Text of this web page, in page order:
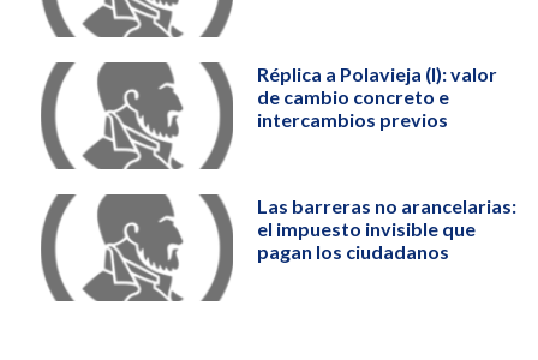
Réplica a Polavieja (I): valor
de cambio concreto e
intercambios previos
Las barreras no arancelarias:
el impuesto invisible que
pagan los ciudadanos